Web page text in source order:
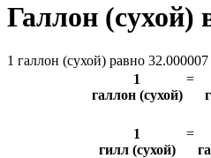
Галлон (сухой)
1 галлон (сухой) равно
1
галлон (сухой)
=
1
гилл (сухой)
=